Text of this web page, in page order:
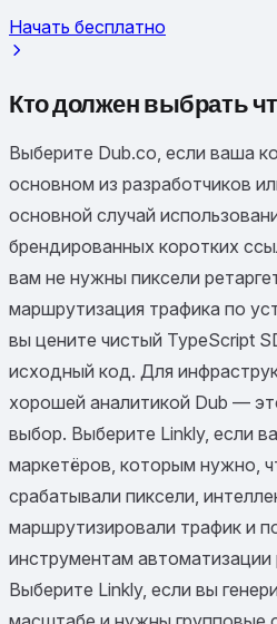
Начать бесплатно
Кто должен выбрать
Выберите Dub.co, если ваша
основном из разработчиков
основной случай
брендированных коротких
вам не нужны пиксели
маршрутизация трафика по
вы цените чистый TypeScript
исходный код. Для
хорошей аналитикой Dub —
выбор. Выберите Linkly, если
маркетёров, которым нужно,
срабатывали пиксели,
маршрутизировали трафик и
инструментам автоматизации
Выберите Linkly, если вы